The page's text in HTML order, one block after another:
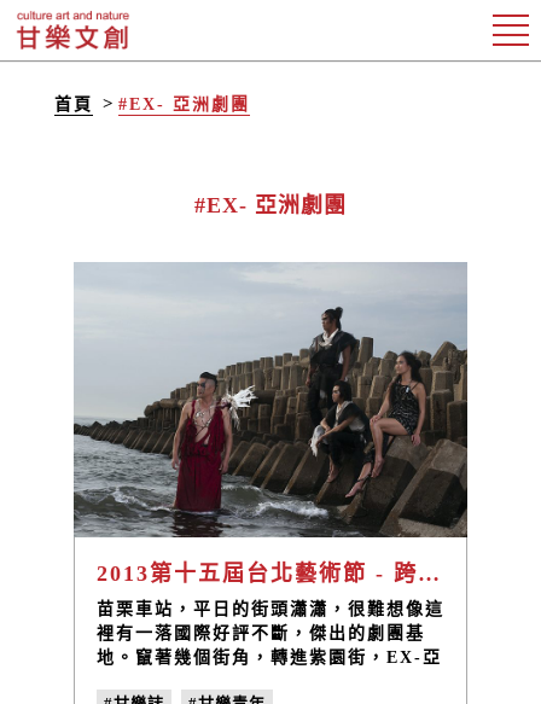
首頁 #EX- 亞洲劇團
#EX- 亞洲劇團
2013第十五屆台北藝術節 - 跨國界，無國界 EX- 亞洲劇團 | EX-Theatre Asia
苗栗車站，平日的街頭瀟瀟，很難想像這
裡有一落國際好評不斷，傑出的劇團基
地。竄著幾個街角，轉進紫園街，EX-亞